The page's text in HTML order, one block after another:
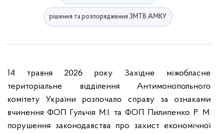
рішення та розпорядження ЗМТВ АМКУ
14 травня 2026 року Західне міжобласне
територіальне відділення Антимонопольного
комітету України розпочало справу за ознаками
вчинення ФОП Гульчія М.І. та ФОП Пилипенко Р. М.
порушення законодавства про захист економічної